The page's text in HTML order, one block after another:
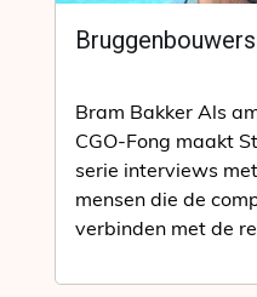
Bruggenbouwers
Bram Bakker Als
CGO-Fong maakt
serie interviews
mensen die de
verbinden met de